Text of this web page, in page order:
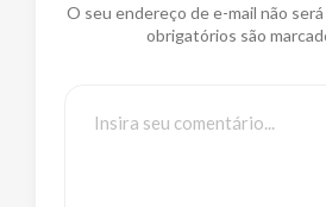
O seu endereço de e-mail não
obrigatórios são